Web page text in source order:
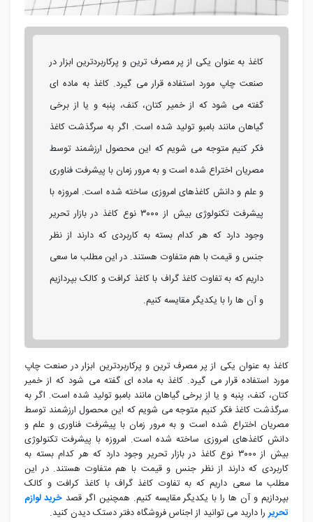
کاغذ به عنوان یکی از پر مصرف ترین و پرکاربردترین ابزار در
صنعت چاپ مورد استفاده قرار می گیرد. کاغذ به ماده ای
گفته می شود که از خمیر کتان، کنف، پنبه و یا از برخی
گیاهان مانند بامبو تولید شده است. اگر به سرگذشت کاغذ
فکر کنیم متوجه می شویم که این محصول ارزشمند توسط
مصریان اختراع شده است و به مرور زمان با پیشرفت فناوری
و علم و دانش کاغذهای امروزی ساخته شده است. امروزه با
پیشرفت تکنولوژی بیش از ۳۰۰۰ نوع کاغذ در بازار تحریر
وجود دارد که هر کدام بسته به کاربردی که دارند از نظر
جنس و قیمت با هم متفاوت هستند. در این مطلب ما سعی
داریم که به تفاوت کاغذ گراف با کاغذ کرافت و کالک بپردازیم
و آن ها را با یکدیگر مقایسه کنیم.
کاغذ به عنوان یکی از پر مصرف ترین و پرکاربردترین ابزار در صنعت چاپ
مورد استفاده قرار می گیرد. کاغذ به ماده ای گفته می شود که از خمیر
کتان، کنف، پنبه و یا از برخی گیاهان مانند بامبو تولید شده است. اگر به
سرگذشت کاغذ فکر کنیم متوجه می شویم که این محصول ارزشمند توسط
مصریان اختراع شده است و به مرور زمان با پیشرفت فناوری و علم و
دانش کاغذهای امروزی ساخته شده است. امروزه با پیشرفت تکنولوژی
بیش از ۳۰۰۰ نوع کاغذ در بازار تحریر وجود دارد که هر کدام بسته به
کاربردی که دارند از نظر جنس و قیمت با هم متفاوت هستند. در این
مطلب ما سعی داریم که به تفاوت کاغذ گراف با کاغذ کرافت و کالک
بپردازیم و آن ها را با یکدیگر مقایسه کنیم. همچنین اگر قصدخرید لوازم
تحریررا دارید می توانید از اجناس فروشگاه دفتر دستک دیدن کنید.